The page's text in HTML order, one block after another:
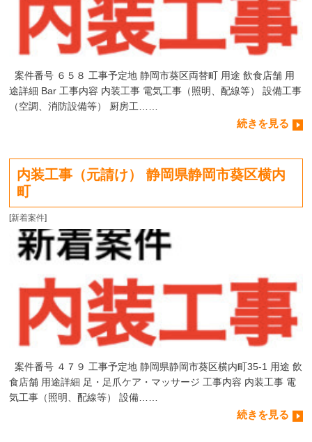
案件番号 ６５８ 工事予定地 静岡市葵区両替町 用途 飲食店舗 用
途詳細 Bar 工事内容 内装工事 電気工事（照明、配線等） 設備工事
（空調、消防設備等） 厨房工……
続きを見る
内装工事（元請け） 静岡県静岡市葵区横内
町
[新着案件]
案件番号 ４７９ 工事予定地 静岡県静岡市葵区横内町35-1 用途 飲
食店舗 用途詳細 足・足爪ケア・マッサージ 工事内容 内装工事 電
気工事（照明、配線等） 設備……
続きを見る